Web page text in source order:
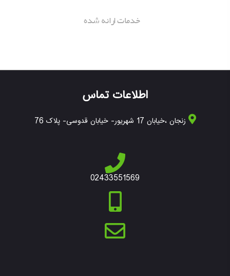
خدمات ارانه شده
اطلاعات تماس
زنجان ،خیابان 17 شهریور- خیابان قدوسی- پلاک 76
02433551569